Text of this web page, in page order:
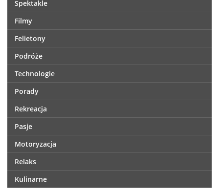
Spektakle
Filmy
Felietony
Podróże
Technologie
Porady
Rekreacja
Pasje
Motoryzacja
Relaks
Kulinarne